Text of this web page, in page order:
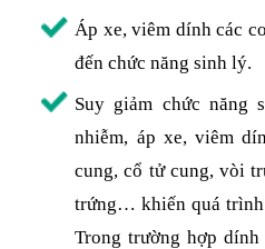
Áp xe, viêm dính các
đến chức năng sinh lý.
Suy giảm chức năng
nhiễm, áp xe, viêm
cung, cổ tử cung, vòi
trứng… khiến quá trình
Trong trường hợp